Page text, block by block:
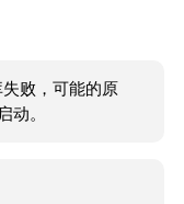
败，可能的原
动。